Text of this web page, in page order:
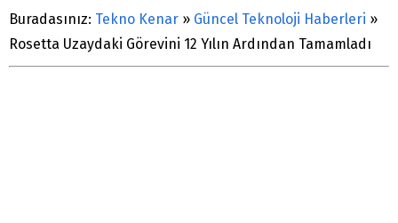
Buradasınız: Tekno Kenar » Güncel Teknoloji Haberleri »
Rosetta Uzaydaki Görevini 12 Yılın Ardından Tamamladı